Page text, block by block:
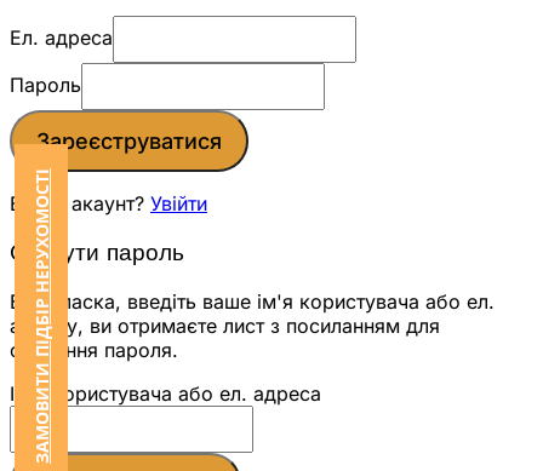
ЗАМОВИТИ ПІДБІР НЕРУХОМОСТІ
Ел. адреса
Пароль
Зареєструватися
Вже є акаунт? Увійти
Скинути пароль
Будь ласка, введіть ваше ім'я користувача або ел.
адресу, ви отримаєте лист з посиланням для
скидання пароля.
Ім'я користувача або ел. адреса